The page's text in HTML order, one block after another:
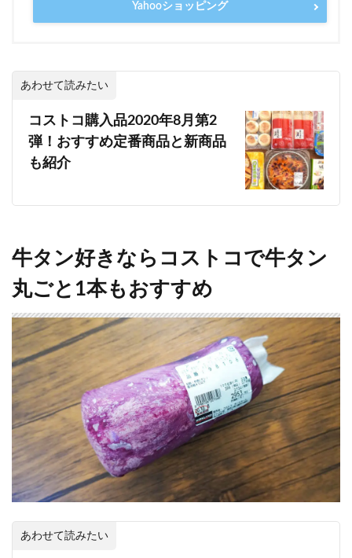
Yahooショッピング
あわせて読みたい
コストコ購入品2020年8月第2
弾！おすすめ定番商品と新商品
も紹介
牛タン好きならコストコで牛タン
丸ごと1本もおすすめ
あわせて読みたい